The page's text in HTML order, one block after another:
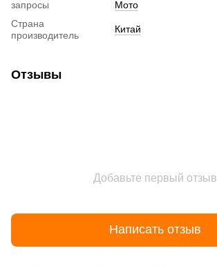
запросы
Мото
Страна
производитель
Китай
Отзывы
Добавьте первый отзыв
Написать отзыв